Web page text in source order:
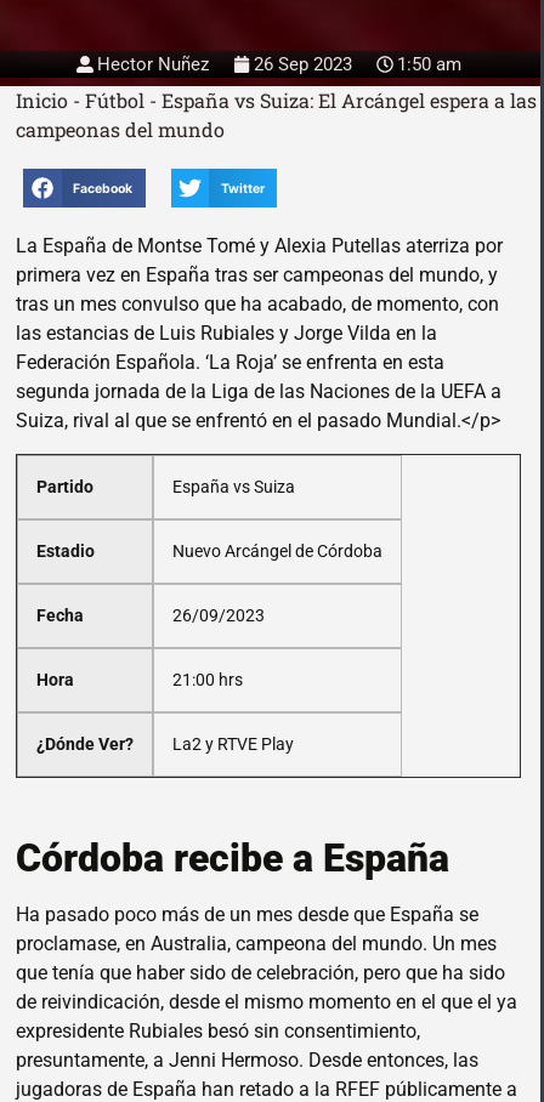
Hector Nuñez 26 Sep 2023 1:50 am
Inicio - Fútbol - España vs Suiza: El Arcángel espera a las
campeonas del mundo
Facebook Twitter
La España de Montse Tomé y Alexia Putellas aterriza por
primera vez en España tras ser campeonas del mundo, y
tras un mes convulso que ha acabado, de momento, con
las estancias de Luis Rubiales y Jorge Vilda en la
Federación Española. ‘La Roja’ se enfrenta en esta
segunda jornada de la Liga de las Naciones de la UEFA a
Suiza, rival al que se enfrentó en el pasado Mundial.</p>
Partido
Estadio
Fecha
Hora
¿Dónde Ver?
España vs Suiza
Nuevo Arcángel de Córdoba
26/09/2023
21:00 hrs
La2 y RTVE Play
Córdoba recibe a España
Ha pasado poco más de un mes desde que España se
proclamase, en Australia, campeona del mundo. Un mes
que tenía que haber sido de celebración, pero que ha sido
de reivindicación, desde el mismo momento en el que el ya
expresidente Rubiales besó sin consentimiento,
presuntamente, a Jenni Hermoso. Desde entonces, las
jugadoras de España han retado a la RFEF públicamente a